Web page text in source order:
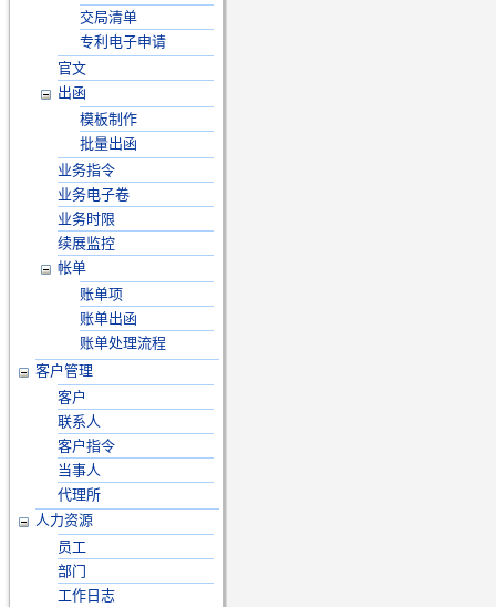
交局清单
专利电子申请
官文
出函
模板制作
批量出函
业务指令
业务电子卷
业务时限
续展监控
帐单
账单项
账单出函
账单处理流程
客户管理
客户
联系人
客户指令
当事人
代理所
人力资源
员工
部门
工作日志